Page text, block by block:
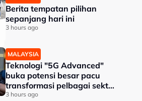
Berita tempatan pilihan
sepanjang hari ini
3 hours ago
MALAYSIA
Teknologi "5G Advanced"
buka potensi besar pacu
transformasi pelbagai sektor
- Fahmi
3 hours ago